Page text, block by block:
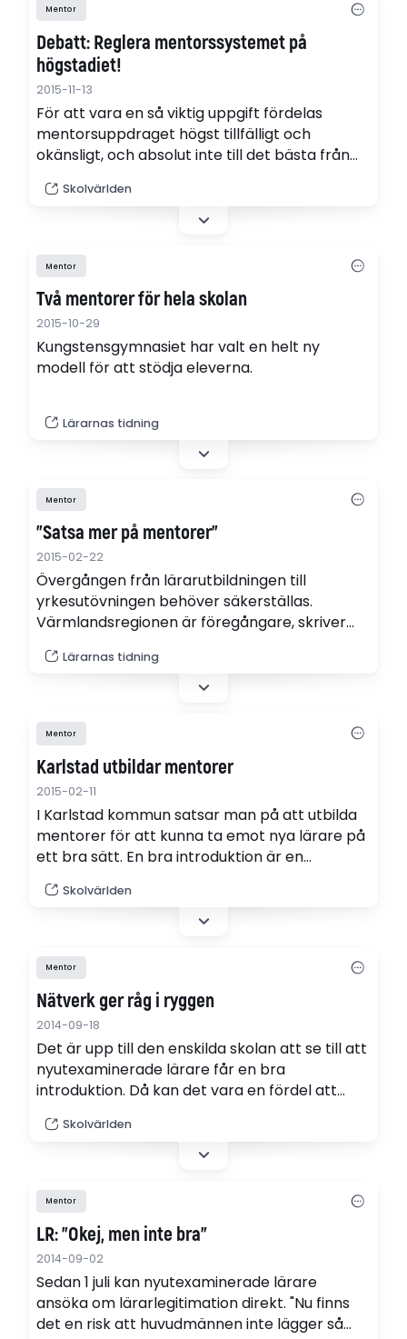
Mentor
Debatt: Reglera mentorssystemet på
högstadiet!
2015-11-13
För att vara en så viktig uppgift fördelas
mentorsuppdraget högst tillfälligt och
okänsligt, och absolut inte till det bästa från
det högst otillfredsställande att få ett
arbetsuppdrag som det är omöjligt att
ettämnesläraren Camilla Bakke.
Skolvärlden
Mentor
Två mentorer för hela skolan
2015-10-29
Kungstensgymnasiet har valt en helt ny
modell för att stödja eleverna.
Lärarnas tidning
Mentor
"Satsa mer på mentorer"
2015-02-22
Övergången från lärarutbildningen till
yrkesutövningen behöver säkerställas.
Värmlandsregionen är föregångare, skriver
Nyberg.
Lärarnas tidning
Mentor
Karlstad utbildar mentorer
2015-02-11
I Karlstad kommun satsar man på att utbilda
mentorer för att kunna ta emot nya lärare på
ett bra sätt. En bra introduktion är en
Carlsson som är rektor till fyra av de lärare
som just nu går mentorsutbildningen på
Skolvärlden
Mentor
Nätverk ger råg i ryggen
2014-09-18
Det är upp till den enskilda skolan att se till att
nyutexaminerade lärare får en bra
introduktion. Då kan det vara en fördel att
gäller både nya lärare och deras mentorer.
Skolvärlden
Mentor
LR: "Okej, men inte bra"
2014-09-02
Sedan 1 juli kan nyutexaminerade lärare
ansöka om lärarlegitimation direkt. "Nu finns
det en risk att huvudmännen inte lägger så